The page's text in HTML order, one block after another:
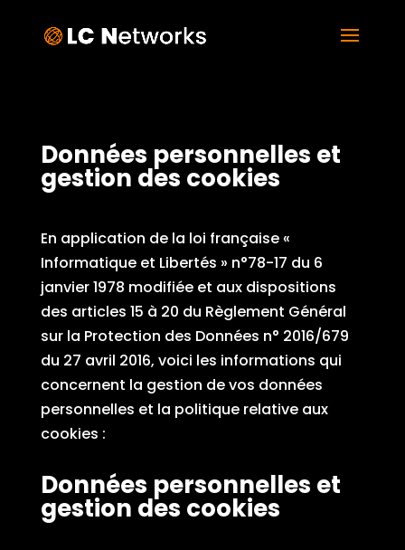
Données personnelles et
gestion des cookies
En application de la loi française «
Informatique et Libertés » n°78-17 du 6
janvier 1978 modifiée et aux dispositions
des articles 15 à 20 du Règlement Général
sur la Protection des Données n° 2016/679
du 27 avril 2016, voici les informations qui
concernent la gestion de vos données
personnelles et la politique relative aux
cookies :
Données personnelles et
gestion des cookies